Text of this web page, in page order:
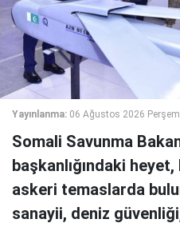
Yayınlanma: 06 Ağustos 2026
Somali Savunma
başkanlığındaki
askeri temaslarda
sanayii, deniz